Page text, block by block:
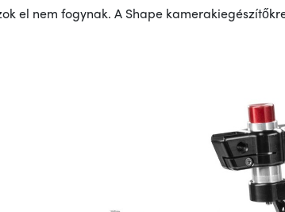
el nem fogynak. A Shape